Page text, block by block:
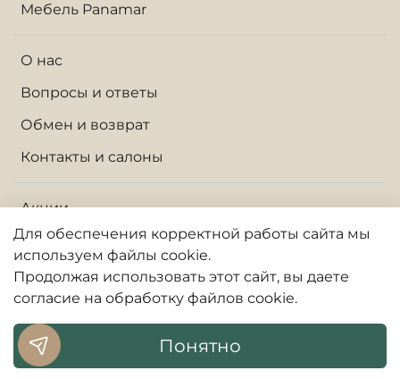
Мебель Panamar
О нас
Вопросы и ответы
Обмен и возврат
Контакты и салоны
Акции
Доставка по Москве и МО
Доставка по России
Оплата
Гарантии и сервис
Для обеспечения корректной работы сайта мы
используем файлы cookie.
Продолжая использовать этот сайт, вы даете
согласие на обработку файлов cookie.
Понятно